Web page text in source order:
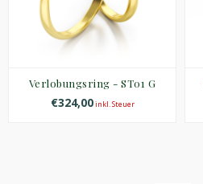
Verlobungsring - ST01 G
€324,00inkl. Steuer